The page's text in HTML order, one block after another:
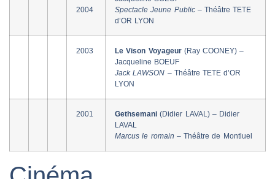
2004
Spectacle Jeune Public –Théâtre TETE
d’OR LYON
2003 Le Vison Voyageur(Ray COONEY) –
Jacqueline BOEUF
Jack LAWSON – Théâtre TETE d’OR
LYON
2001 Gethsemani (Didier LAVAL) – Didier
LAVAL
Marcus le romain –Théâtre de Montluel